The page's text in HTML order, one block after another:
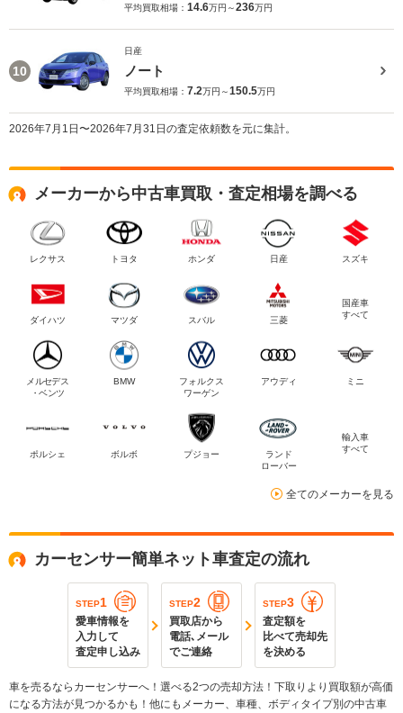
平均買取相場： 14.6万円～236万円
10
日産
ノート
平均買取相場： 7.2万円～150.5万円
2026年7月1日〜2026年7月31日の査定依頼数を元に集計。
メーカーから中古車買取・査定相場を調べる
レクサス トヨタ ホンダ 日産 スズキ
ダイハツ マツダ スバル 三菱
国産車
すべて
メルセデス
・ベンツ
BMW
フォルクス
ワーゲン
アウディ ミニ
ポルシェ ボルボ プジョー
ランド
ローバー
輸入車
すべて
全てのメーカーを見る
カーセンサー簡単ネット車査定の流れ
STEP1
愛車情報を
入力して
査定申し込み
STEP2
買取店から
電話､メール
でご連絡
STEP3
査定額を
比べて売却先
を決める
車を売るならカーセンサーへ！選べる2つの売却方法！下取りより買取額が高価
になる方法が見つかるかも！他にもメーカー、車種、ボディタイプ別の中古車